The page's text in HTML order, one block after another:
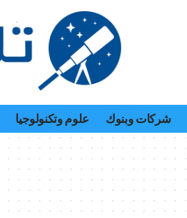
شركات وبنوك علوم وتكنولوجيا